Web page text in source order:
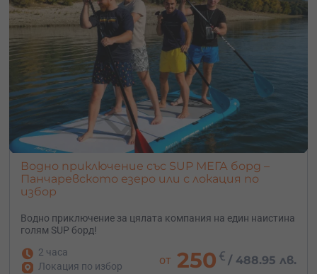
Водно приключение със SUP МЕГА борд –
Панчаревското езеро или с локация по
избор
Водно приключение за цялата компания на един наистина
голям SUP борд!
2 часа
Локация по избор
от 250 € /488.95 лв.